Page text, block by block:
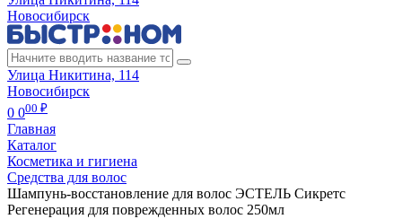
Новосибирск
Улица Никитина, 114
Новосибирск
0 000 ₽
Главная
Каталог
Косметика и гигиена
Средства для волос
Шампунь-восстановление для волос ЭСТЕЛЬ Сикретс
Регенерация для поврежденных волос 250мл